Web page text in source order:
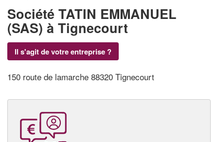
Société TATIN EMMANUEL
(SAS) à Tignecourt
Il s'agit de votre entreprise ?
150 route de lamarche 88320 Tignecourt